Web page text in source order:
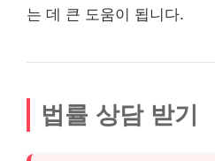
는 데 큰 도움이 됩니다.
법률 상담 받기